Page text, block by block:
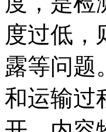
度过低，
露等问题
和运输过